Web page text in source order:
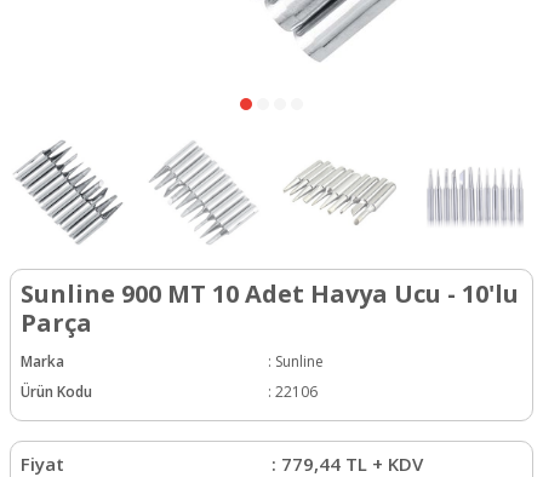
Sunline 900 MT 10 Adet Havya Ucu - 10'lu
Parça
Marka : Sunline
Ürün Kodu
: 22106
Fiyat : 779,44 TL + KDV